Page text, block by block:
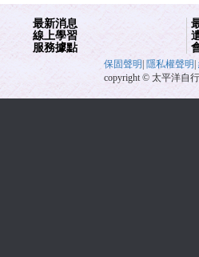
最新消息
線上學習
服務據點
保固聲明| 隱私權聲明|
copyright © 太平洋自